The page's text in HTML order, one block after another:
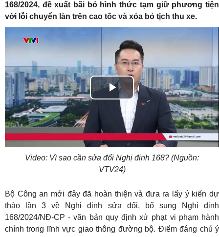
168/2024, đề xuất bãi bỏ hình thức tạm giữ phương tiện
với lỗi chuyển làn trên cao tốc và xóa bỏ tịch thu xe.
Play
Video
Video: Vì sao cần sửa đổi Nghị định 168? (Nguồn:
VTV24)
Bộ Công an mới đây đã hoàn thiện và đưa ra lấy ý kiến dự
thảo lần 3 về Nghị định sửa đổi, bổ sung Nghị định
168/2024/NĐ-CP - văn bản quy định xử phạt vi phạm hành
chính trong lĩnh vực giao thông đường bộ. Điểm đáng chú ý